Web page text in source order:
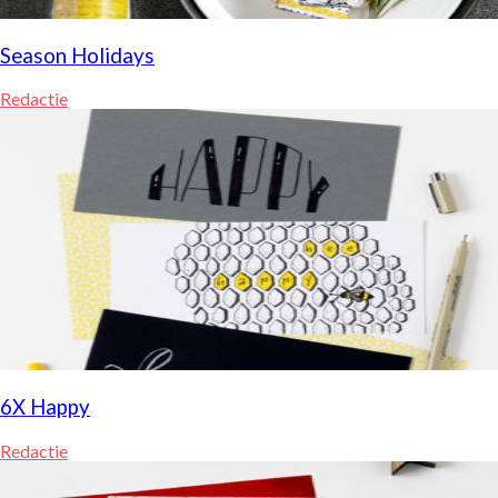
Season Holidays
Redactie
6X Happy
Redactie